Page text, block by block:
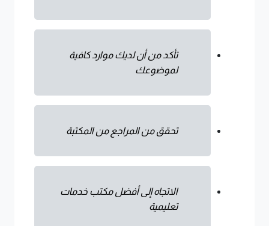
تأكد من أن لديك موارد كافية
لموضوعك
تحقق من المراجع من المكتبة
الاتجاه إلى أفضل مكتب خدمات
تعليمية